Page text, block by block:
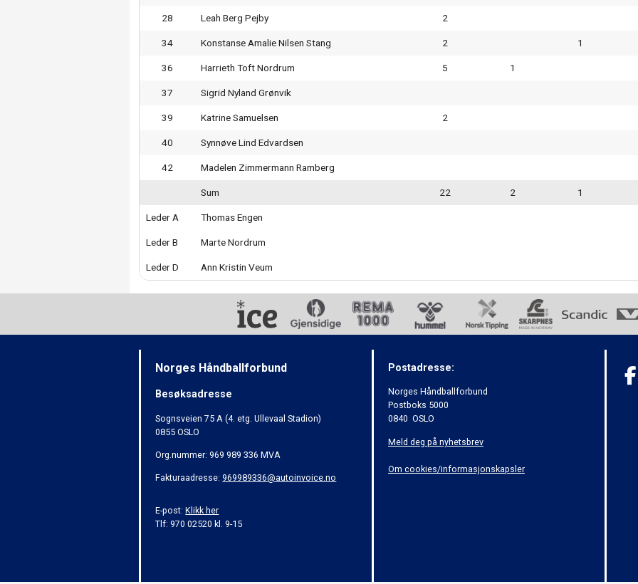
28 Leah Berg Pejby 2
34 Konstanse Amalie Nilsen Stang 2 1
36 Harrieth Toft Nordrum 5 1
37 Sigrid Nyland Grønvik
39 Katrine Samuelsen 2
40 Synnøve Lind Edvardsen
42 Madelen Zimmermann Ramberg
Sum 22 2 1
Leder A Thomas Engen
Leder B Marte Nordrum
Leder D Ann Kristin Veum
Norges Håndballforbund
Besøksadresse
Sognsveien 75 A (4. etg. Ullevaal Stadion)
0855 OSLO
Org.nummer: 969 989 336 MVA
Fakturaadresse:969989336@autoinvoice.no
E-post:Klikk her
Tlf: 970 02520 kl. 9-15
Postadresse:
Norges Håndballforbund
Postboks 5000
0840 OSLO
Meld deg på nyhetsbrev
Om cookies/informasjonskapsler